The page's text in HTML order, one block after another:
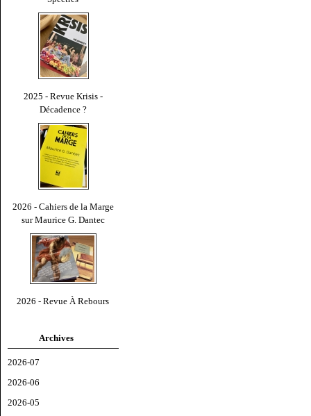
2025 - Revue Krisis -
Décadence ?
2026 - Cahiers de la Marge
sur Maurice G. Dantec
2026 - Revue À Rebours
Archives
2026-07
2026-06
2026-05